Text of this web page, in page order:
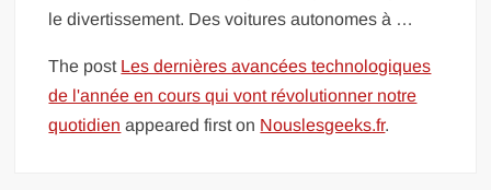
le divertissement. Des voitures autonomes à …
The post Les dernières avancées technologiques
de l'année en cours qui vont révolutionner notre
quotidien appeared first on Nouslesgeeks.fr.